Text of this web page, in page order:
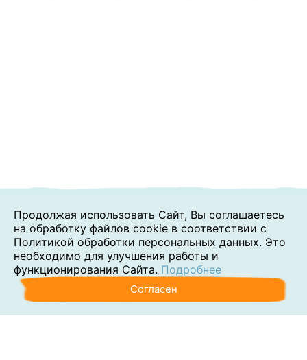
Продолжая использовать Сайт, Вы соглашаетесь
на обработку файлов cookie в соответствии с
Политикой обработки персональных данных. Это
необходимо для улучшения работы и
функционирования Сайта. Подробнее
Согласен